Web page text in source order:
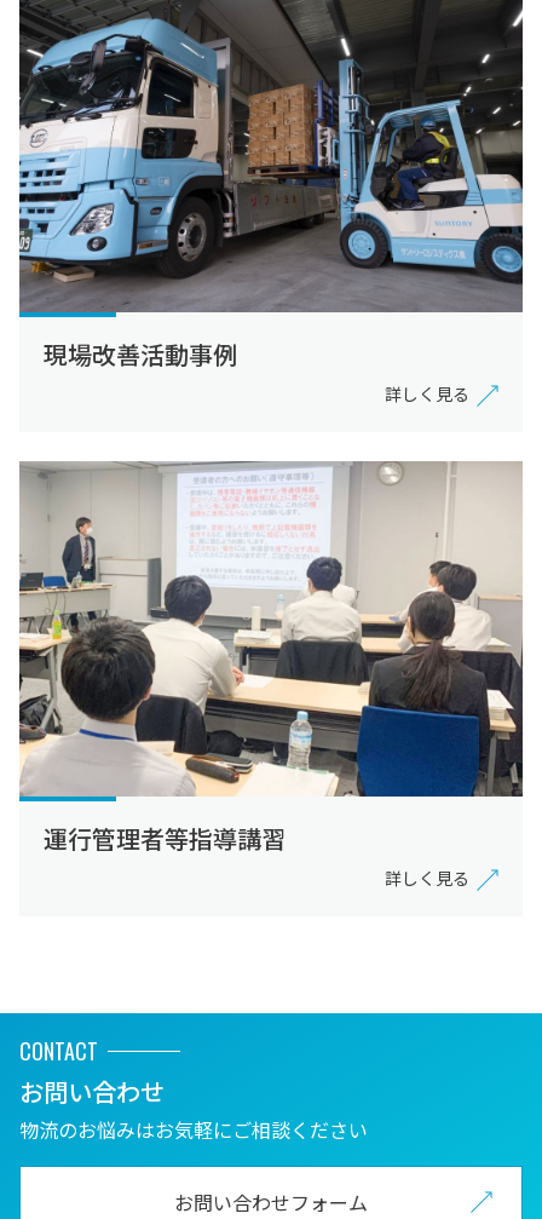
現場改善活動事例
詳しく見る
運行管理者等指導講習
詳しく見る
CONTACT
お問い合わせ
物流のお悩みはお気軽にご相談ください
お問い合わせフォーム